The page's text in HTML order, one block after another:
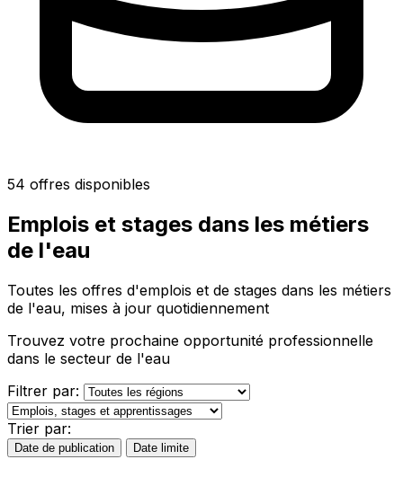
54 offres disponibles
Emplois et stages dans les métiers
de l'eau
Toutes les offres d'emplois et de stages dans les métiers
de l'eau, mises à jour quotidiennement
Trouvez votre prochaine opportunité professionnelle
dans le secteur de l'eau
Filtrer par:
Trier par:
Date de publication Date limite